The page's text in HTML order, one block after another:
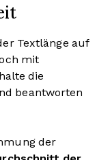
Textlänge auf
mit
die
beantworten
der